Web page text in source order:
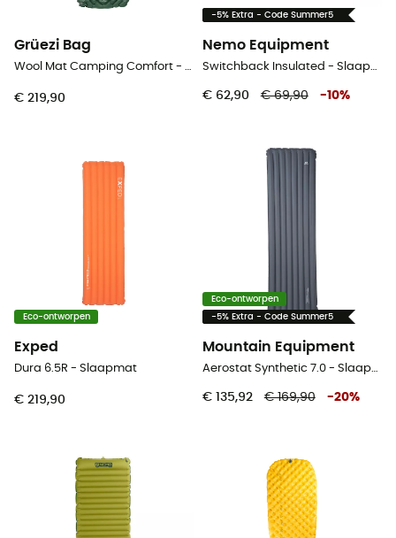
Grüezi Bag
Wool Mat Camping Comfort - Slaapmat
€ 219,90
-5% Extra - Code Summer5
Nemo Equipment
Switchback Insulated - Slaapmat
€ 62,90 € 69,90 -10%
Eco-ontworpen
Exped
Dura 6.5R - Slaapmat
€ 219,90
Eco-ontworpen
-5% Extra - Code Summer5
Mountain Equipment
Aerostat Synthetic 7.0 - Slaapmat
€ 135,92 € 169,90 -20%